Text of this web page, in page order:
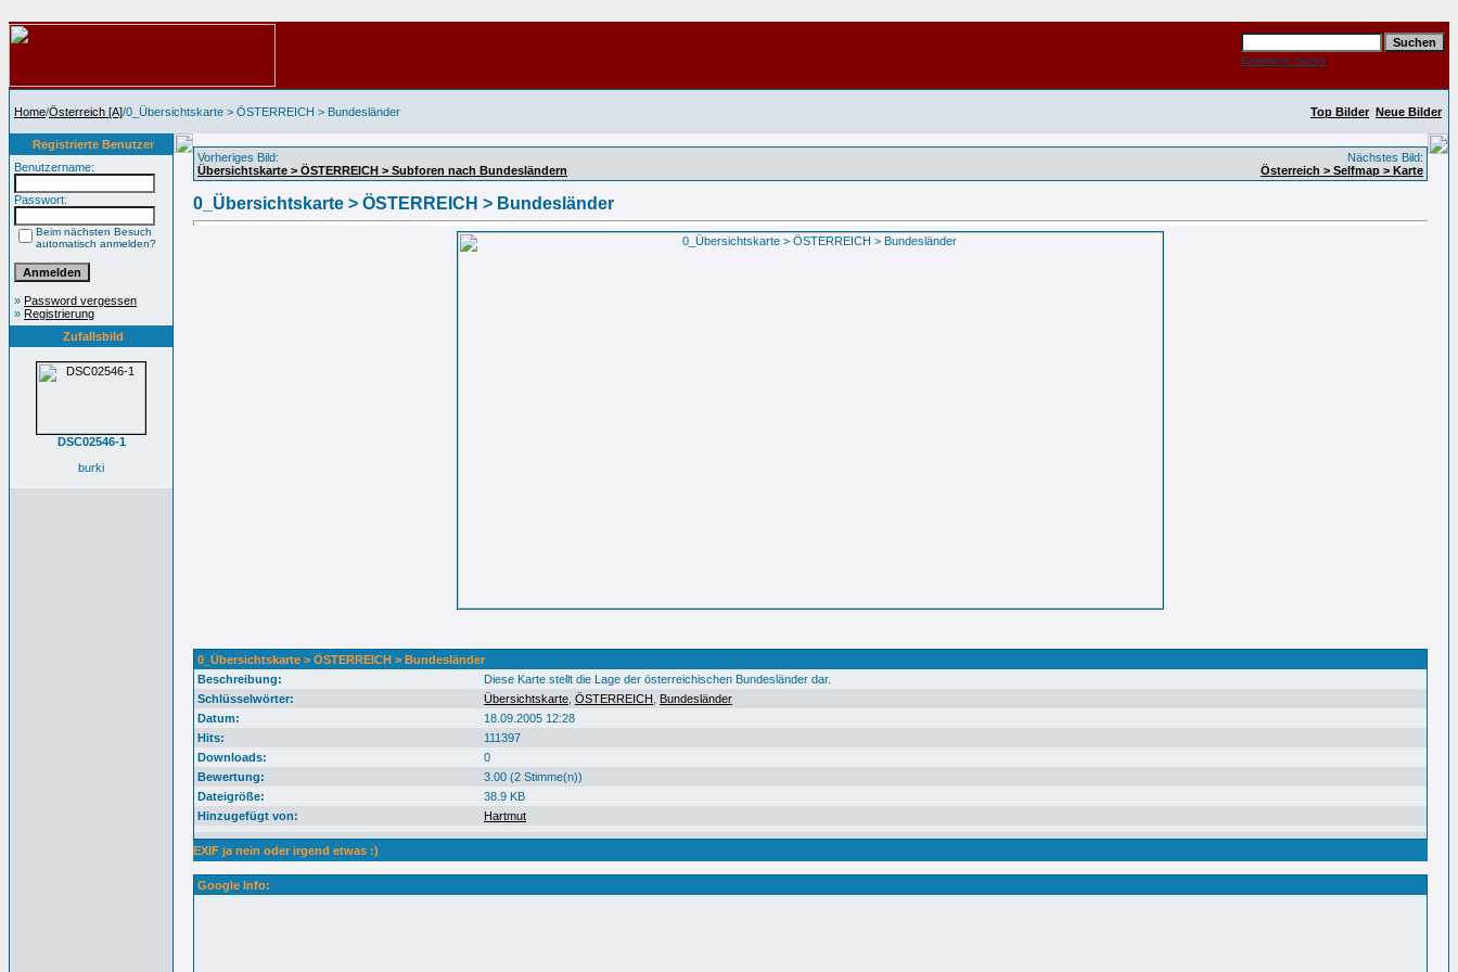
Erweiterte Suche
Home/Österreich [A]/0_Übersichtskarte > ÖSTERREICH > Bundesländer Top Bilder Neue Bilder
Registrierte Benutzer
Benutzername:
Passwort:
Beim nächsten Besuch
automatisch anmelden?
» Password vergessen
» Registrierung
Zufallsbild
DSC02546-1
burki
Vorheriges Bild:
Übersichtskarte > ÖSTERREICH > Subforen nach Bundesländern
Nächstes Bild:
Österreich > Selfmap > Karte
0_Übersichtskarte > ÖSTERREICH > Bundesländer
0_Übersichtskarte > ÖSTERREICH > Bundesländer
Beschreibung:
Diese Karte stellt die Lage der österreichischen Bundesländer dar.
Schlüsselwörter:
Übersichtskarte ÖSTERREICH
Bundesländer
Datum:
18.09.2005 12:28
Hits:
111397
Downloads:
0
Bewertung:
3.00 (2 Stimme(n))
Dateigröße:
38.9 KB
Hinzugefügt von:
Hartmut
EXIF ja nein oder irgend etwas :)
Google Info: